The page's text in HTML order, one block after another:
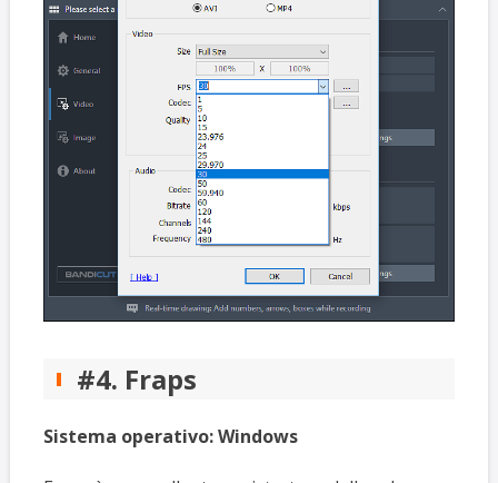
#4. Fraps
Sistema operativo:Windows